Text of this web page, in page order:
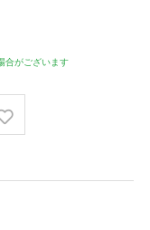
合がございます